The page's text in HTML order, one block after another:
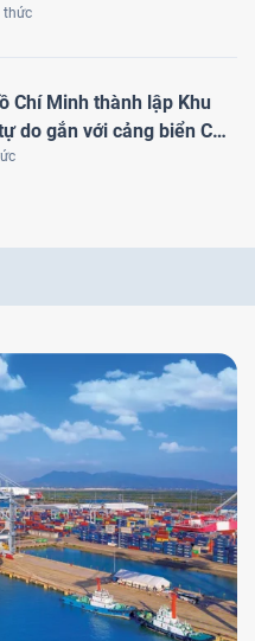
Nam
thức
Chí Minh thành lập Khu
do gắn với cảng biển Cái
tiến chiến lược đưa Việt
trung tâm logistics khu